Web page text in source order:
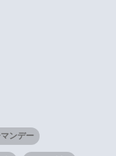
ンデー